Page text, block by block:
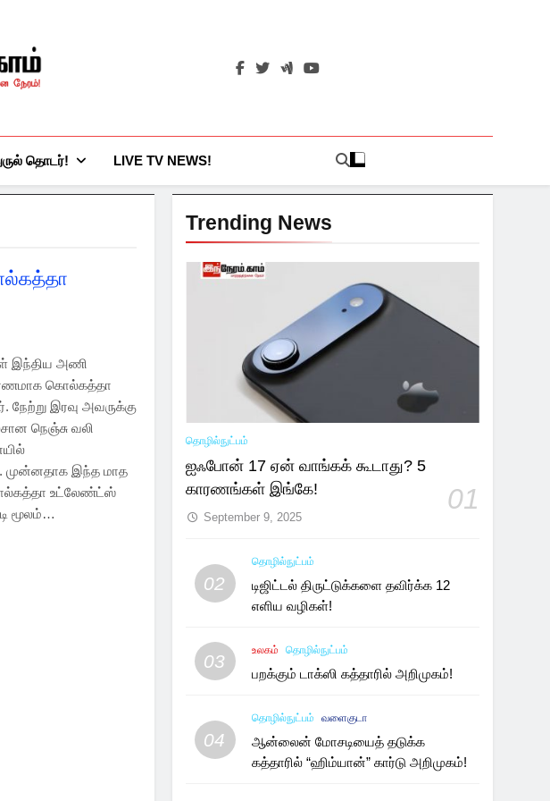
தொடர்! LIVE TV NEWS!
இந்திய அணி
கொல்கத்தா
நேற்று இரவு அவருக்கு
நெஞ்சு வலி
முன்னதாக இந்த மாத
உட்லேண்ட்ஸ்
மூலம்…
Trending News
தொழில்நுட்பம்
ஐஃபோன் 17 ஏன் வாங்கக் கூடாது? 5
காரணங்கள் இங்கே!
01
September 9, 2025
02
தொழில்நுட்பம்
டிஜிட்டல் திருட்டுக்களை தவிர்க்க 12
எளிய வழிகள்!
03
உலகம் தொழில்நுட்பம்
பறக்கும் டாக்ஸி கத்தாரில் அறிமுகம்!
04
தொழில்நுட்பம் வளைகுடா
ஆன்லைன் மோசடியைத் தடுக்க
கத்தாரில் “ஹிம்யான்” கார்டு அறிமுகம்!